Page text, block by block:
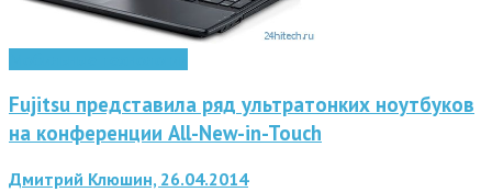
Fujitsu представила ряд ультратонких ноутбуков
на конференции All-New-in-Touch
Дмитрий Клюшин, 26.04.2014